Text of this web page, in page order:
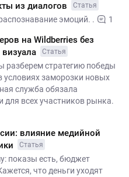
из диалогов
Статья
эмоций. . 1
на Wildberries без
Статья
разберем стратегию победы
заморозки новых
служба обязала
для всех участников рынка.
влияние медийной
Статья
показы есть, бюджет
что деньги уходят